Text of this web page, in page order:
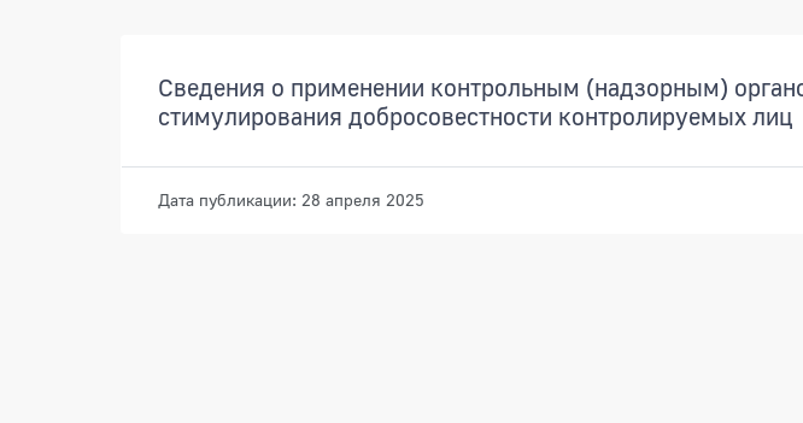
Сведения о применении контрольным (надзорным)
стимулирования добросовестности контролируемых лиц
Дата публикации: 28 апреля 2025